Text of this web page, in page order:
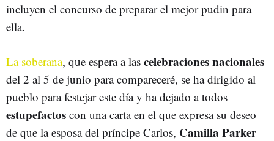
incluyen el concurso de preparar el mejor pudin para
ella.
La soberana, que espera a las celebraciones nacionales
del 2 al 5 de junio para compareceré, se ha dirigido al
pueblo para festejar este día y ha dejado a todos
estupefactos con una carta en el que expresa su deseo
de que la esposa del príncipe Carlos, Camilla Parker